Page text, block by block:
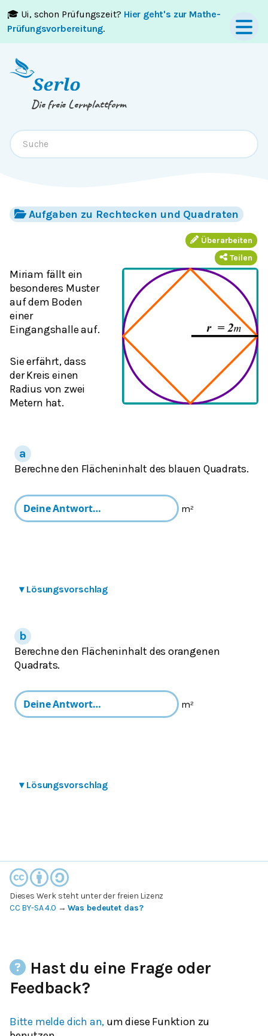
🎓 Ui, schon Prüfungszeit? Hier geht's zur Mathe-
Prüfungsvorbereitung.
Springe zumInhaltoderFooter
Die freie Lernplattform
Aufgaben zu Rechtecken und Quadraten
Überarbeiten
Teilen
Miriam fällt ein
besonderes Muster
auf dem Boden
einer
Eingangshalle auf.
Sie erfährt, dass
der Kreis einen
Radius von zwei
Metern hat.
Berechne den Flächeninhalt des blauen Quadrats.
m²
▾ Lösungsvorschlag
Berechne den Flächeninhalt des orangenen
Quadrats.
m²
▾ Lösungsvorschlag
Dieses Werk steht unter der freien Lizenz
CC BY-SA 4.0 →Was bedeutet das?
Hast du eine Frage oder
Feedback?
Bitte melde dich an, um diese Funktion zu